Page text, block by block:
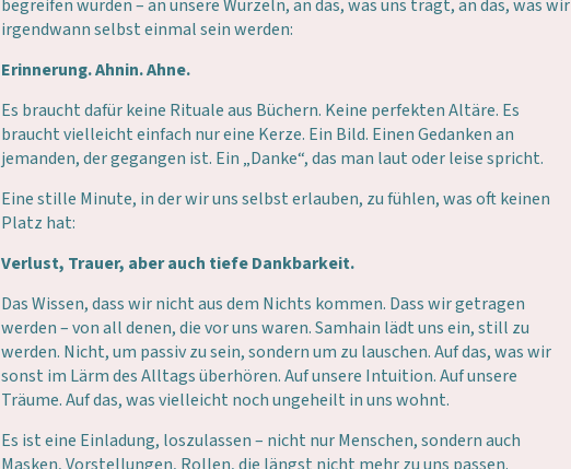
begreifen würden – an unsere Wurzeln, an das, was uns trägt, an das, was wir
irgendwann selbst einmal sein werden:
Erinnerung. Ahnin. Ahne.
Es braucht dafür keine Rituale aus Büchern. Keine perfekten Altäre. Es
braucht vielleicht einfach nur eine Kerze. Ein Bild. Einen Gedanken an
jemanden, der gegangen ist. Ein „Danke“, das man laut oder leise spricht.
Eine stille Minute, in der wir uns selbst erlauben, zu fühlen, was oft keinen
Platz hat:
Verlust, Trauer, aber auch tiefe Dankbarkeit.
Das Wissen, dass wir nicht aus dem Nichts kommen. Dass wir getragen
werden – von all denen, die vor uns waren. Samhain lädt uns ein, still zu
werden. Nicht, um passiv zu sein, sondern um zu lauschen. Auf das, was wir
sonst im Lärm des Alltags überhören. Auf unsere Intuition. Auf unsere
Träume. Auf das, was vielleicht noch ungeheilt in uns wohnt.
Es ist eine Einladung, loszulassen – nicht nur Menschen, sondern auch